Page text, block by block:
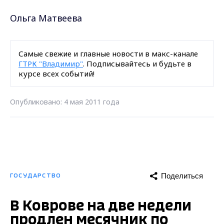
Ольга Матвеева
Самые свежие и главные новости в макс-канале
ГТРК "Владимир". Подписывайтесь и будьте в
курсе всех событий!
Опубликовано: 4 мая 2011 года
ГОСУДАРСТВО Поделиться
В Коврове на две недели
продлен месячник по